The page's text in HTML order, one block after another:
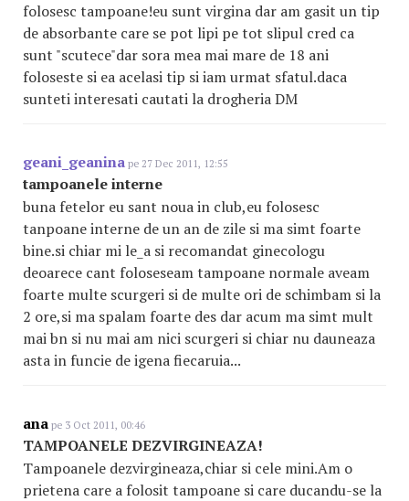
folosesc tampoane!eu sunt virgina dar am gasit un tip
de absorbante care se pot lipi pe tot slipul cred ca
sunt "scutece"dar sora mea mai mare de 18 ani
foloseste si ea acelasi tip si iam urmat sfatul.daca
sunteti interesati cautati la drogheria DM
geani_geanina pe 27 Dec 2011, 12:55
tampoanele interne
buna fetelor eu sant noua in club,eu folosesc
tanpoane interne de un an de zile si ma simt foarte
bine.si chiar mi le_a si recomandat ginecologu
deoarece cant foloseseam tampoane normale aveam
foarte multe scurgeri si de multe ori de schimbam si la
2 ore,si ma spalam foarte des dar acum ma simt mult
mai bn si nu mai am nici scurgeri si chiar nu dauneaza
asta in funcie de igena fiecaruia...
ana pe 3 Oct 2011, 00:46
TAMPOANELE DEZVIRGINEAZA!
Tampoanele dezvirgineaza,chiar si cele mini.Am o
prietena care a folosit tampoane si care ducandu-se la